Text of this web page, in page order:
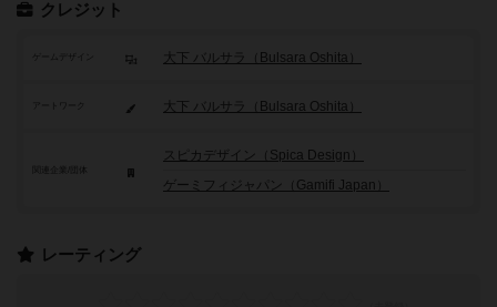
クレジット
ゲームデザイン 大下 バルサラ（Bulsara Oshita）
アートワーク 大下 バルサラ（Bulsara Oshita）
スピカデザイン（Spica Design）
ゲーミフィジャパン（Gamifi Japan）
レーティング